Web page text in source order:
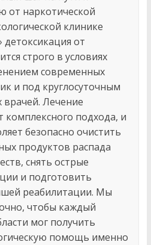
от наркотической
клинике
от
строго в условиях
современных
и под круглосуточным
Лечение
комплексного подхода, и
безопасно очистить
продуктов распада
снять острые
и подготовить
реабилитации. Мы
чтобы каждый
мог получить
помощь именно